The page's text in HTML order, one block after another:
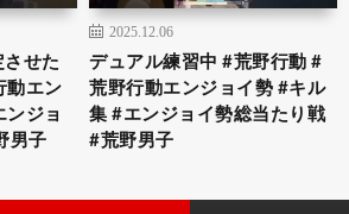
せた
動エン
ジョ
男子
2025.12.06
デュアル練習中 #荒野行動 #
荒野行動エンジョイ勢 #キル
集 #エンジョイ勢総当たり戦
#荒野男子